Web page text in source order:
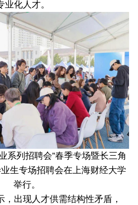
化人才。
系列招聘会”春季专场暨长三角
生专场招聘会在上海财经大学
举行。
，出现人才供需结构性矛盾，